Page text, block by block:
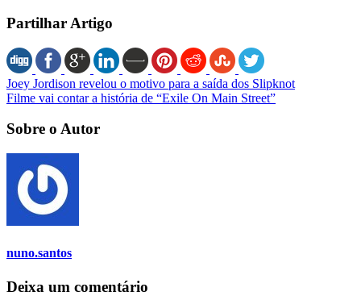
Partilhar Artigo
Joey Jordison revelou o motivo para a saída dos Slipknot
Filme vai contar a história de “Exile On Main Street”
Sobre o Autor
nuno.santos
Deixa um comentário